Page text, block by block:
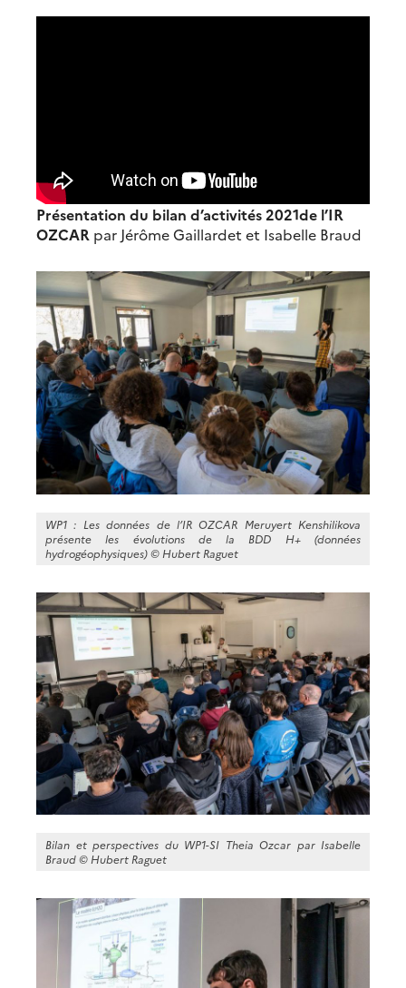
Présentation du bilan d’activités 2021de l’IR
OZCAR par Jérôme Gaillardet et Isabelle Braud
WP1 : Les données de l’IR OZCAR Meruyert Kenshilikova
présente les évolutions de la BDD H+ (données
hydrogéophysiques) © Hubert Raguet
Bilan et perspectives du WP1-SI Theia Ozcar par Isabelle
Braud © Hubert Raguet